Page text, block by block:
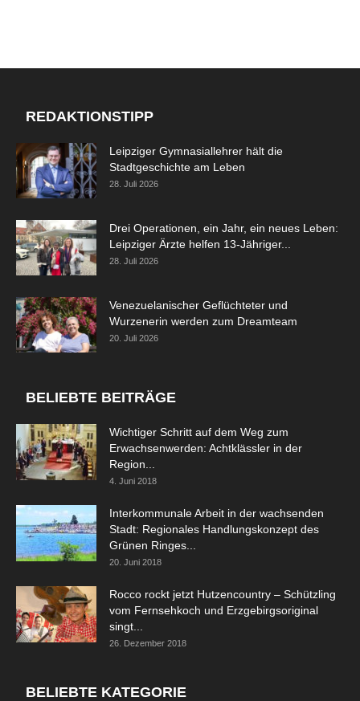
REDAKTIONSTIPP
Leipziger Gymnasiallehrer hält die
Stadtgeschichte am Leben
28. Juli 2026
Drei Operationen, ein Jahr, ein neues Leben:
Leipziger Ärzte helfen 13-Jähriger...
28. Juli 2026
Venezuelanischer Geflüchteter und
Wurzenerin werden zum Dreamteam
20. Juli 2026
BELIEBTE BEITRÄGE
Wichtiger Schritt auf dem Weg zum
Erwachsenwerden: Achtklässler in der
Region...
4. Juni 2018
Interkommunale Arbeit in der wachsenden
Stadt: Regionales Handlungskonzept des
Grünen Ringes...
20. Juni 2018
Rocco rockt jetzt Hutzencountry – Schützling
vom Fernsehkoch und Erzgebirgsoriginal
singt...
26. Dezember 2018
BELIEBTE KATEGORIE